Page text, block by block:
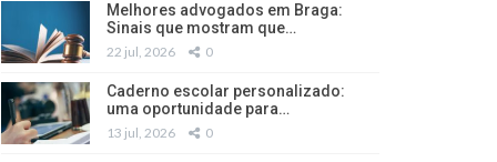
Melhores advogados em Braga:
Sinais que mostram que…
22 jul, 2026 0
Caderno escolar personalizado:
uma oportunidade para…
13 jul, 2026 0